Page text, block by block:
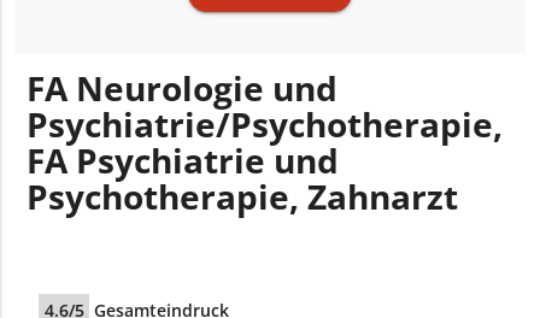
FA Neurologie und
Psychiatrie/Psychotherapie,
FA Psychiatrie und
Psychotherapie, Zahnarzt
4.6/5 Gesamteindruck